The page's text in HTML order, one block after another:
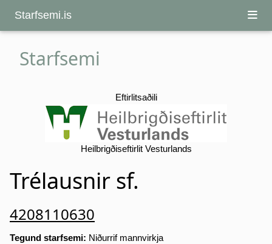
Starfsemi.is
Starfsemi
Eftirlitsaðili
Heilbrigðiseftirlit Vesturlands
Trélausnir sf.
4208110630
Tegund starfsemi: Niðurrif mannvirkja